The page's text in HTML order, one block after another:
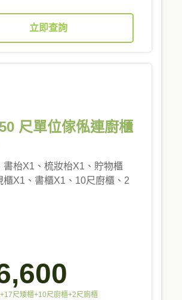
立即查詢
尺單位傢俬連廚櫃
書枱X1、梳妝枱X1、貯物櫃
櫃X1、書櫃X1、10尺廚櫃、2
尺矮櫃+10尺廚櫃+2尺廁櫃